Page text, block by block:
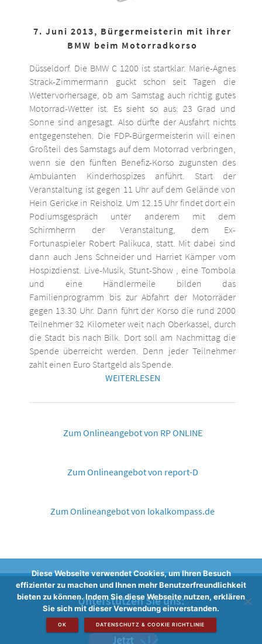
7. Juni 2013, Bürgermeisterin mit ihrer
BMW beim Motorradkorso
Düsseldorf. Die BMW C 1200 ist startklar. Marie-Agnes
Strack-Zimmermann guckt schon seit Tagen die
Wettervorhersage, ob am Samstag auch richtig gutes
Motorrad-Wetter ist. Es sieht so aus: 23 Grad und
Sonne sind angesagt. Also dürfte der Ausfahrt nichts
entgegenstehen. Die FDP-Bürgermeisterin will einen
Großteil des Samstags auf dem Motorrad verbringen,
wenn sie den fünften Benefiz-Korso zugunsten des
Ambulanten Kinderhospizes anführt. Start der
Veranstaltung ist gegen 11 Uhr auf dem Gelände von
Hein Gericke in Reisholz. Um 12.15 Uhr findet dort ein
Podiumsgespräch unter anderem mit dem
Schirmherrn der Veranstaltung, dem Ex-
Fortunaspieler Robert Palikuca, statt. Mit dabei sind
dann auch Jens Schneider und Harriet Kämper vom
Hospizdienst. Live-Musik, Stunt-Show , eine Tombola
und eine Händlermeile bilden das
Familienprogramm bis zur Abfahrt der Motorräder
gegen 13.30 Uhr. Dann führt der Korso die rund 2000
Teilnehmer 32 Kilometer weit nach Oberkassel, durch
die Stadt bis nach Bilk. Dort soll am Nachmittag die
Spende überreicht werden. Denn jeder Teilnehmer
zahlt einen Euro Startgeld als Spende.
WEITERLESEN
Zum Onlineangebot von RP ONLINE
Zum Onlineangebot von report-D
Zum Onlineangebot von lokalkompass.de
Unterstützen Sie uns:
Diese Webseite verwendet Cookies, um Ihren Besuch
effizienter zu machen und Ihnen mehr Benutzerfreundlichkeit
bieten zu können. Indem Sie diese Webseite nutzen, erklären
Sie sich mit dieser Verwendung einverstanden.
OK DATENSCHUTZ & COOKIE RICHTLINIE